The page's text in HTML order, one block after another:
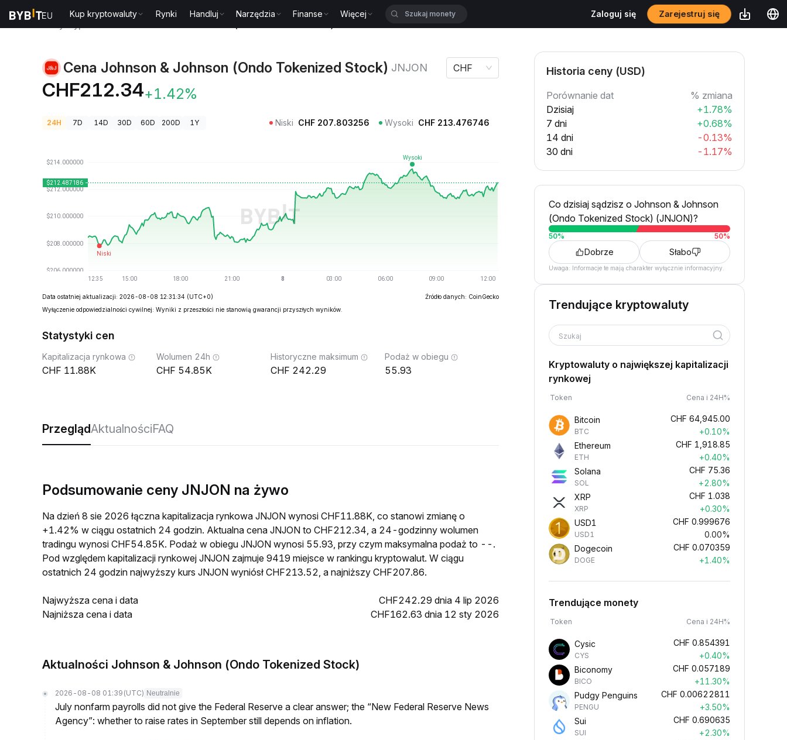
Kup kryptowaluty Rynki Handluj Narzędzia Finanse Więcej Zaloguj się Zarejestruj się
Cena Johnson & Johnson (Ondo Tokenized Stock) JNJON
CHF212.34+1.42%
CHF
24H 7D 14D 30D 60D 200D 1Y Niski CHF 207.803256 Wysoki CHF 213.476746
Data ostatniej aktualizacji: 2026-08-08 12:31:34 (UTC+0)
Źródło danych: CoinGecko
Wyłączenie odpowiedzialności cywilnej: Wyniki z przeszłości nie stanowią gwarancji przyszłych wyników.
Statystyki cen
Kapitalizacja rynkowa
11.88K
Wolumen 24h
54.85K
Historyczne maksimum
242.29
Podaż w obiegu
55.93
PrzeglądAktualnościFAQ
Podsumowanie ceny JNJON na żywo
Na dzień 8 sie 2026 łączna kapitalizacja rynkowa JNJON wynosi CHF11.88K, co stanowi zmianę o
+1.42% w ciągu ostatnich 24 godzin. Aktualna cena JNJON to CHF212.34, a 24-godzinny wolumen
tradingu wynosi CHF54.85K. Podaż w obiegu JNJON wynosi 55.93, przy czym maksymalna podaż to --.
Pod względem kapitalizacji rynkowej JNJON zajmuje 9419 miejsce w rankingu kryptowalut. W ciągu
ostatnich 24 godzin najwyższy kurs JNJON wyniósł CHF213.52, a najniższy CHF207.86.
Najwyższa cena i data
CHF242.29 dnia 4 lip 2026
Najniższa cena i data
CHF162.63 dnia 12 sty 2026
Aktualności Johnson & Johnson (Ondo Tokenized Stock)
2026-08-08 01:39 (UTC) Neutralnie
July nonfarm payrolls did not give the Federal Reserve a clear answer; the “New Federal Reserve News
Agency”: whether to raise rates in September still depends on inflation.
Historia ceny (USD)
Porównanie dat
% zmiana
Dzisiaj
+1.78%
7 dni
+0.68%
14 dni
-0.13%
30 dni
-1.17%
Co dzisiaj sądzisz o Johnson & Johnson
(Ondo Tokenized Stock) (JNJON)?
50% 50%
Dobrze Słabo
Uwaga: Informacje te mają charakter wyłącznie informacyjny.
Trendujące kryptowaluty
Szukaj
Kryptowaluty o największej kapitalizacji
rynkowej
Token Cena i 24H%
Bitcoin
BTC
CHF 64,945.00
+0.10%
Ethereum
ETH
CHF 1,918.85
+0.40%
Solana
SOL
CHF 75.36
+2.80%
XRP
XRP
CHF 1.038
+0.30%
USD1
USD1
CHF 0.999676
0.00%
Dogecoin
DOGE
CHF 0.070359
+1.40%
Trendujące monety
Token Cena i 24H%
Cysic
CYS
CHF 0.854391
+0.40%
Biconomy
BICO
CHF 0.057189
+11.30%
Pudgy Penguins
PENGU
CHF 0.00622811
+3.50%
Sui
SUI
CHF 0.690635
+2.30%